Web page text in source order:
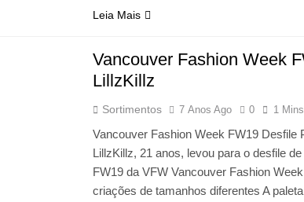
Leia Mais
Vancouver Fashion Week
LillzKillz
Sortimentos 7 Anos Ago 0 1 Mins
Vancouver Fashion Week FW19 Desfile
LillzKillz, 21 anos, levou para o desfile
FW19 da VFW Vancouver Fashion
criações de tamanhos diferentes A